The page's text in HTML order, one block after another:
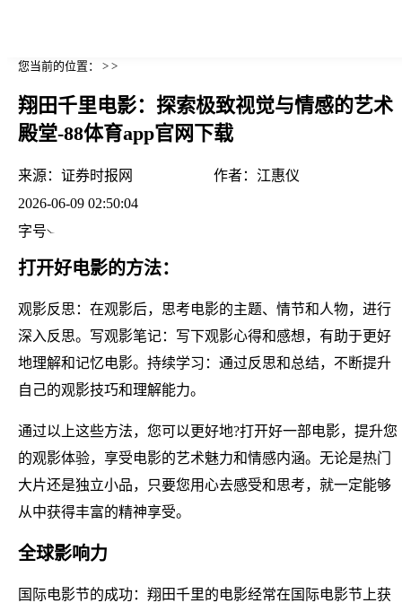
您当前的位置： > >
翔田千里电影：探索极致视觉与情感的艺术
殿堂-88体育app官网下载
来源： 证券时报网 作者： 江惠仪
2026-06-09 02:50:04
字号
打开好电影的方法：
观影反思：在观影后，思考电影的主题、情节和人物，进行
深入反思。写观影笔记：写下观影心得和感想，有助于更好
地理解和记忆电影。持续学习：通过反思和总结，不断提升
自己的观影技巧和理解能力。
通过以上这些方法，您可以更好地?打开好一部电影，提升您
的观影体验，享受电影的艺术魅力和情感内涵。无论是热门
大片还是独立小品，只要您用心去感受和思考，就一定能够
从中获得丰富的精神享受。
全球影响力
国际电影节的成功：翔田千里的电影经常在国际电影节上获